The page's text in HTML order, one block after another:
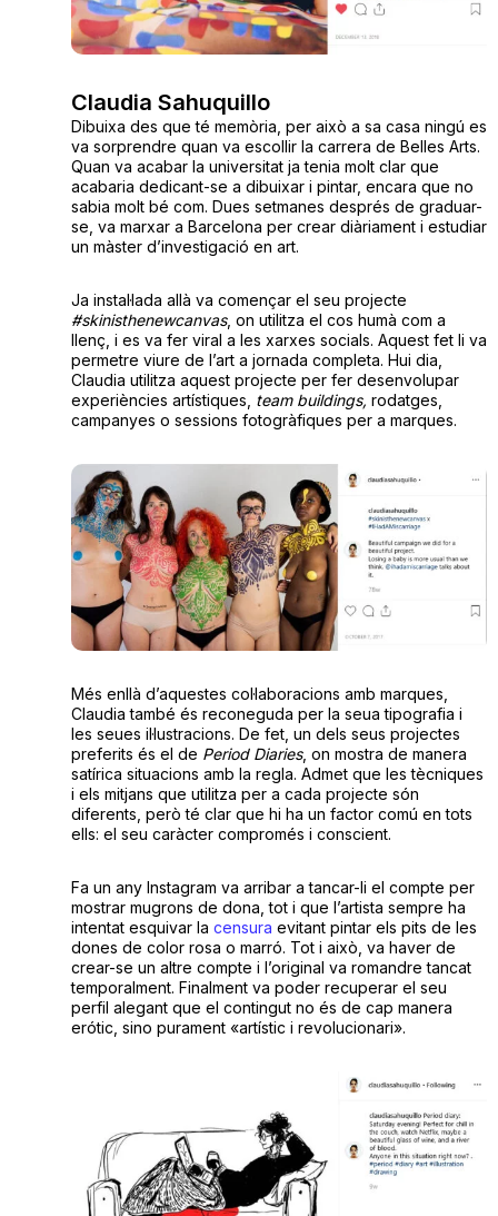
Claudia Sahuquillo
Dibuixa des que té memòria, per això a sa casa ningú es
va sorprendre quan va escollir la carrera de Belles Arts.
Quan va acabar la universitat ja tenia molt clar que
acabaria dedicant-se a dibuixar i pintar, encara que no
sabia molt bé com. Dues setmanes després de graduar-
se, va marxar a Barcelona per crear diàriament i estudiar
un màster d’investigació en art.
Ja instal·lada allà va començar el seu projecte
#skinisthenewcanvas, on utilitza el cos humà com a
llenç, i es va fer viral a les xarxes socials. Aquest fet li va
permetre viure de l’art a jornada completa. Hui dia,
Claudia utilitza aquest projecte per fer desenvolupar
experiències artístiques, team buildings, rodatges,
campanyes o sessions fotogràfiques per a marques.
Més enllà d’aquestes col·laboracions amb marques,
Claudia també és reconeguda per la seua tipografia i
les seues il·lustracions. De fet, un dels seus projectes
preferits és el de Period Diaries, on mostra de manera
satírica situacions amb la regla. Admet que les tècniques
i els mitjans que utilitza per a cada projecte són
diferents, però té clar que hi ha un factor comú en tots
ells: el seu caràcter compromés i conscient.
Fa un any Instagram va arribar a tancar-li el compte per
mostrar mugrons de dona, tot i que l’artista sempre ha
intentat esquivar la censura evitant pintar els pits de les
dones de color rosa o marró. Tot i això, va haver de
crear-se un altre compte i l’original va romandre tancat
temporalment. Finalment va poder recuperar el seu
perfil alegant que el contingut no és de cap manera
erótic, sino purament «artístic i revolucionari».